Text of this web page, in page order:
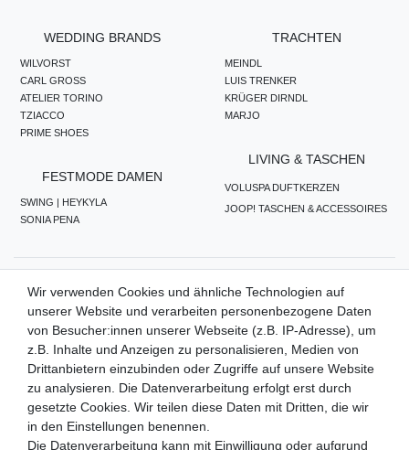
WEDDING BRANDS
WILVORST
CARL GROSS
ATELIER TORINO
TZIACCO
PRIME SHOES
FESTMODE DAMEN
SWING | HEYKYLA
SONIA PENA
TRACHTEN
MEINDL
LUIS TRENKER
KRÜGER DIRNDL
MARJO
LIVING & TASCHEN
VOLUSPA DUFTKERZEN
JOOP! TASCHEN & ACCESSOIRES
ZAHLUNGSMETHODEN
WIR VERSENDEN MIT
QUALITÄTSVERSPRECHEN
Wir verwenden Cookies und ähnliche Technologien auf
unserer Website und verarbeiten personenbezogene Daten
von Besucher:innen unserer Webseite (z.B. IP-Adresse), um
z.B. Inhalte und Anzeigen zu personalisieren, Medien von
Drittanbietern einzubinden oder Zugriffe auf unsere Website
zu analysieren. Die Datenverarbeitung erfolgt erst durch
gesetzte Cookies. Wir teilen diese Daten mit Dritten, die wir
in den Einstellungen benennen.
Die Datenverarbeitung kann mit Einwilligung oder aufgrund